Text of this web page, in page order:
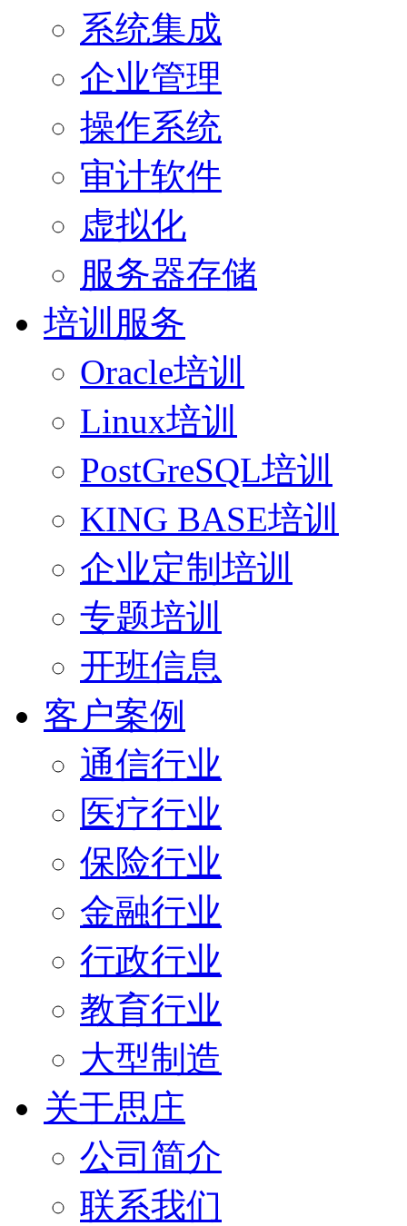
系统集成
企业管理
操作系统
审计软件
虚拟化
服务器存储
培训服务
Oracle培训
Linux培训
PostGreSQL培训
KING BASE培训
企业定制培训
专题培训
开班信息
客户案例
通信行业
医疗行业
保险行业
金融行业
行政行业
教育行业
大型制造
关于思庄
公司简介
联系我们